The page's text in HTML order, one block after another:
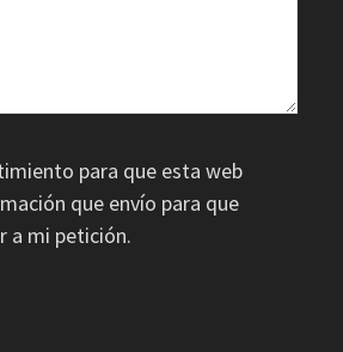
para que esta web
que envío para que
a mi petición.